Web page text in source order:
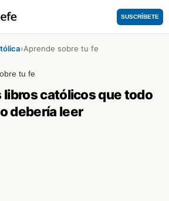
SUSCRÍBETE
›Aprende sobre tu fe
tu fe
libros católicos que todo
debería leer